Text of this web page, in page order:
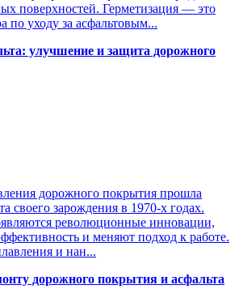
поверхностей. Герметизация — это
по уходу за асфальтовым...
улучшение и защита дорожного
дорожного покрытия прошла
своего зарождения в 1970-х годах.
революционные инновации,
и меняют подход к работе.
и нан...
дорожного покрытия и асфальта